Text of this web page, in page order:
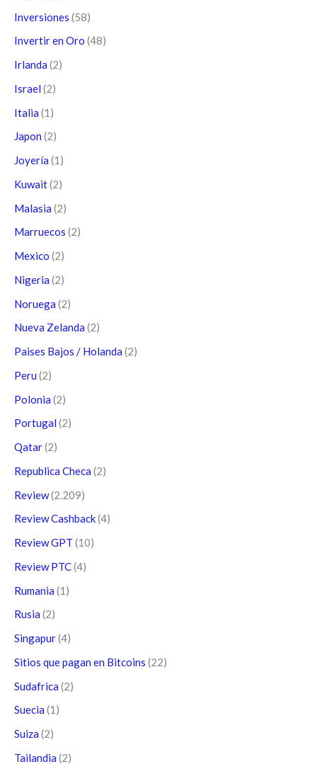
Inversiones (58)
Invertir en Oro (48)
Irlanda (2)
Israel (2)
Italia (1)
Japon (2)
Joyería (1)
Kuwait(2)
Malasia (2)
Marruecos (2)
Mexico (2)
Nigeria (2)
Noruega (2)
Nueva Zelanda (2)
Paises Bajos / Holanda (2)
Peru (2)
Polonia (2)
Portugal (2)
Qatar(2)
Republica Checa (2)
Review(2.209)
Review Cashback(4)
Review GPT (10)
Review PTC(4)
Rumania (1)
Rusia (2)
Singapur(4)
Sitios que pagan en Bitcoins (22)
Sudafrica (2)
Suecia (1)
Suiza (2)
Tailandia (2)